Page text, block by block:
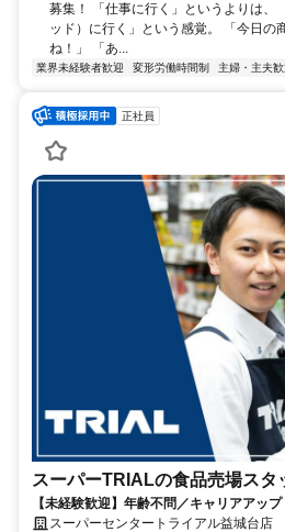
募集！ 「仕事に行く」というよりは、
ッド）に行く」という感覚。 「今日の
ね！」 「あ...
業界未経験者歓迎 変形労働時間制 主婦・主夫歓
正社員
スーパーTRIALの食品売場スタ
【未経験歓迎】年齢不問／キャリアアッ
小売業等の経験が活かせる／週休二日制／
スーパーセンタートライアル益城台店